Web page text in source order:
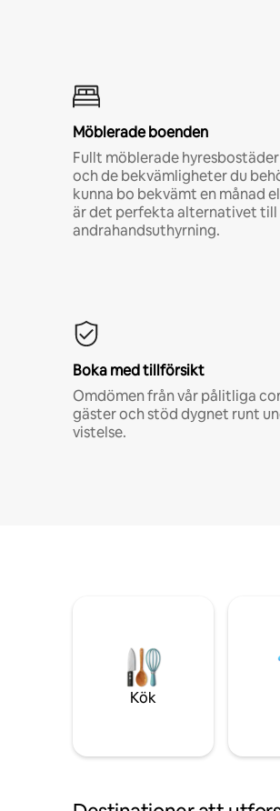
Möblerade boenden
Fullt möblerade
och de bekvämligheter du
kunna bo bekvämt en månad
är det perfekta alternativet till
andrahandsuthyrning.
Boka med tillförsikt
Omdömen från vår pålitliga
gäster och stöd dygnet runt
vistelse.
Kök